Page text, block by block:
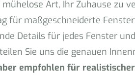
mühelose Art, Ihr Zuhause zu
für maßgeschneiderte
Details für jedes Fenster
Sie uns die genauen
empfohlen für